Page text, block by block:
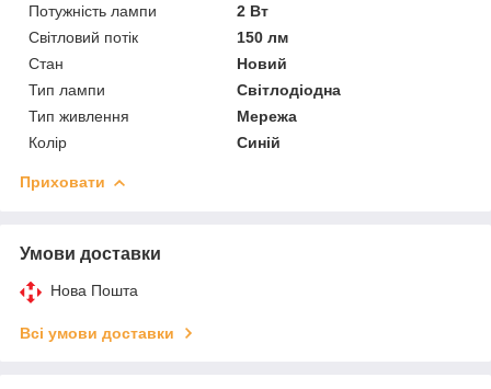
Потужність лампи
2 Вт
Світловий потік
150 лм
Стан
Новий
Тип лампи
Світлодіодна
Тип живлення
Мережа
Колір
Синій
Приховати
Умови доставки
Нова Пошта
Всі умови доставки